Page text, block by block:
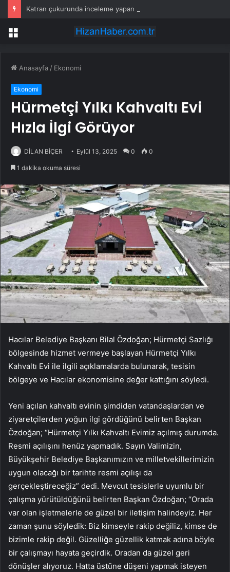
Menü
Anasayfa / Ekonomi
Ekonomi
Hürmetçi Yılkı Kahvaltı Evi
Hızla İlgi Görüyor
DİLAN BİÇER Eylül 13, 2025 0 0
1 dakika okuma süresi
Hacılar Belediye Başkanı Bilal Özdoğan; Hürmetçi Sazlığı
bölgesinde hizmet vermeye başlayan Hürmetçi Yılkı
Kahvaltı Evi ile ilgili açıklamalarda bulunarak, tesisin
bölgeye ve Hacılar ekonomisine değer kattığını söyledi.
Yeni açılan kahvaltı evinin şimdiden vatandaşlardan ve
ziyaretçilerden yoğun ilgi gördüğünü belirten Başkan
Özdoğan; “Hürmetçi Yılkı Kahvaltı Evimiz açılmış durumda.
Resmi açılışını henüz yapmadık. Sayın Valimizin,
Büyükşehir Belediye Başkanımızın ve milletvekillerimizin
uygun olacağı bir tarihte resmi açılışı da
gerçekleştireceğiz” dedi. Mevcut tesislerle uyumlu bir
çalışma yürütüldüğünü belirten Başkan Özdoğan; “Orada
var olan işletmelerle de güzel bir iletişim halindeyiz. Her
zaman şunu söyledik: Biz kimseyle rakip değiliz, kimse de
bizimle rakip değil. Güzelliğe güzellik katmak adına böyle
bir çalışmayı hayata geçirdik. Oradan da güzel geri
dönüşler alıyoruz. Hatta üstüne düşeni yapmak isteyen